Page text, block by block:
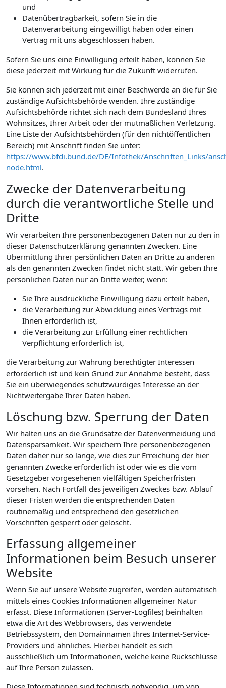
und
Datenübertragbarkeit, sofern Sie in die
Datenverarbeitung eingewilligt haben oder einen
Vertrag mit uns abgeschlossen haben.
Sofern Sie uns eine Einwilligung erteilt haben, können Sie
diese jederzeit mit Wirkung für die Zukunft widerrufen.
Sie können sich jederzeit mit einer Beschwerde an die für Sie
zuständige Aufsichtsbehörde wenden. Ihre zuständige
Aufsichtsbehörde richtet sich nach dem Bundesland Ihres
Wohnsitzes, Ihrer Arbeit oder der mutmaßlichen Verletzung.
Eine Liste der Aufsichtsbehörden (für den nichtöffentlichen
Bereich) mit Anschrift finden Sie unter:
https://www.bfdi.bund.de/DE/Infothek/Anschriften_Links/
node.html.
Zwecke der Datenverarbeitung
durch die verantwortliche Stelle und
Dritte
Wir verarbeiten Ihre personenbezogenen Daten nur zu den in
dieser Datenschutzerklärung genannten Zwecken. Eine
Übermittlung Ihrer persönlichen Daten an Dritte zu anderen
als den genannten Zwecken findet nicht statt. Wir geben Ihre
persönlichen Daten nur an Dritte weiter, wenn:
Sie Ihre ausdrückliche Einwilligung dazu erteilt haben,
die Verarbeitung zur Abwicklung eines Vertrags mit
Ihnen erforderlich ist,
die Verarbeitung zur Erfüllung einer rechtlichen
Verpflichtung erforderlich ist,
die Verarbeitung zur Wahrung berechtigter Interessen
erforderlich ist und kein Grund zur Annahme besteht, dass
Sie ein überwiegendes schutzwürdiges Interesse an der
Nichtweitergabe Ihrer Daten haben.
Löschung bzw. Sperrung der Daten
Wir halten uns an die Grundsätze der Datenvermeidung und
Datensparsamkeit. Wir speichern Ihre personenbezogenen
Daten daher nur so lange, wie dies zur Erreichung der hier
genannten Zwecke erforderlich ist oder wie es die vom
Gesetzgeber vorgesehenen vielfältigen Speicherfristen
vorsehen. Nach Fortfall des jeweiligen Zweckes bzw. Ablauf
dieser Fristen werden die entsprechenden Daten
routinemäßig und entsprechend den gesetzlichen
Vorschriften gesperrt oder gelöscht.
Erfassung allgemeiner
Informationen beim Besuch unserer
Website
Wenn Sie auf unsere Website zugreifen, werden automatisch
mittels eines Cookies Informationen allgemeiner Natur
erfasst. Diese Informationen (Server-Logfiles) beinhalten
etwa die Art des Webbrowsers, das verwendete
Betriebssystem, den Domainnamen Ihres Internet-Service-
Providers und ähnliches. Hierbei handelt es sich
ausschließlich um Informationen, welche keine Rückschlüsse
auf Ihre Person zulassen.